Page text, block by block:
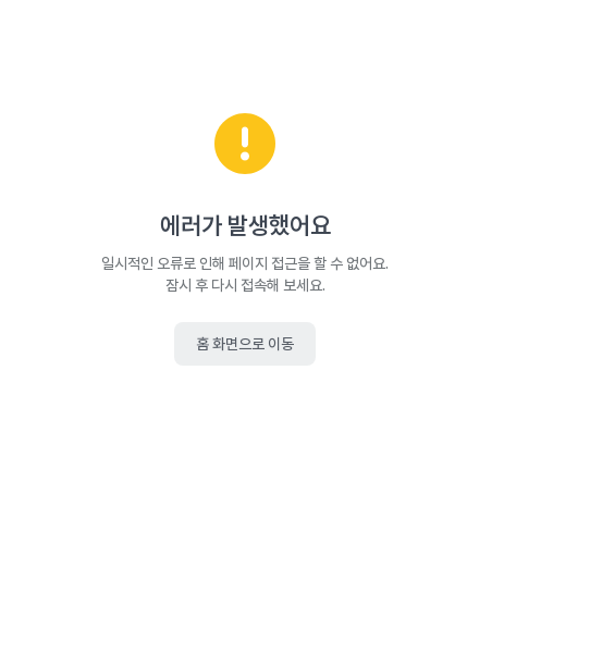
에러가 발생했어요
일시적인 오류로 인해 페이지 접근을 할 수 없어요.
잠시 후 다시 접속해 보세요.
홈 화면으로 이동